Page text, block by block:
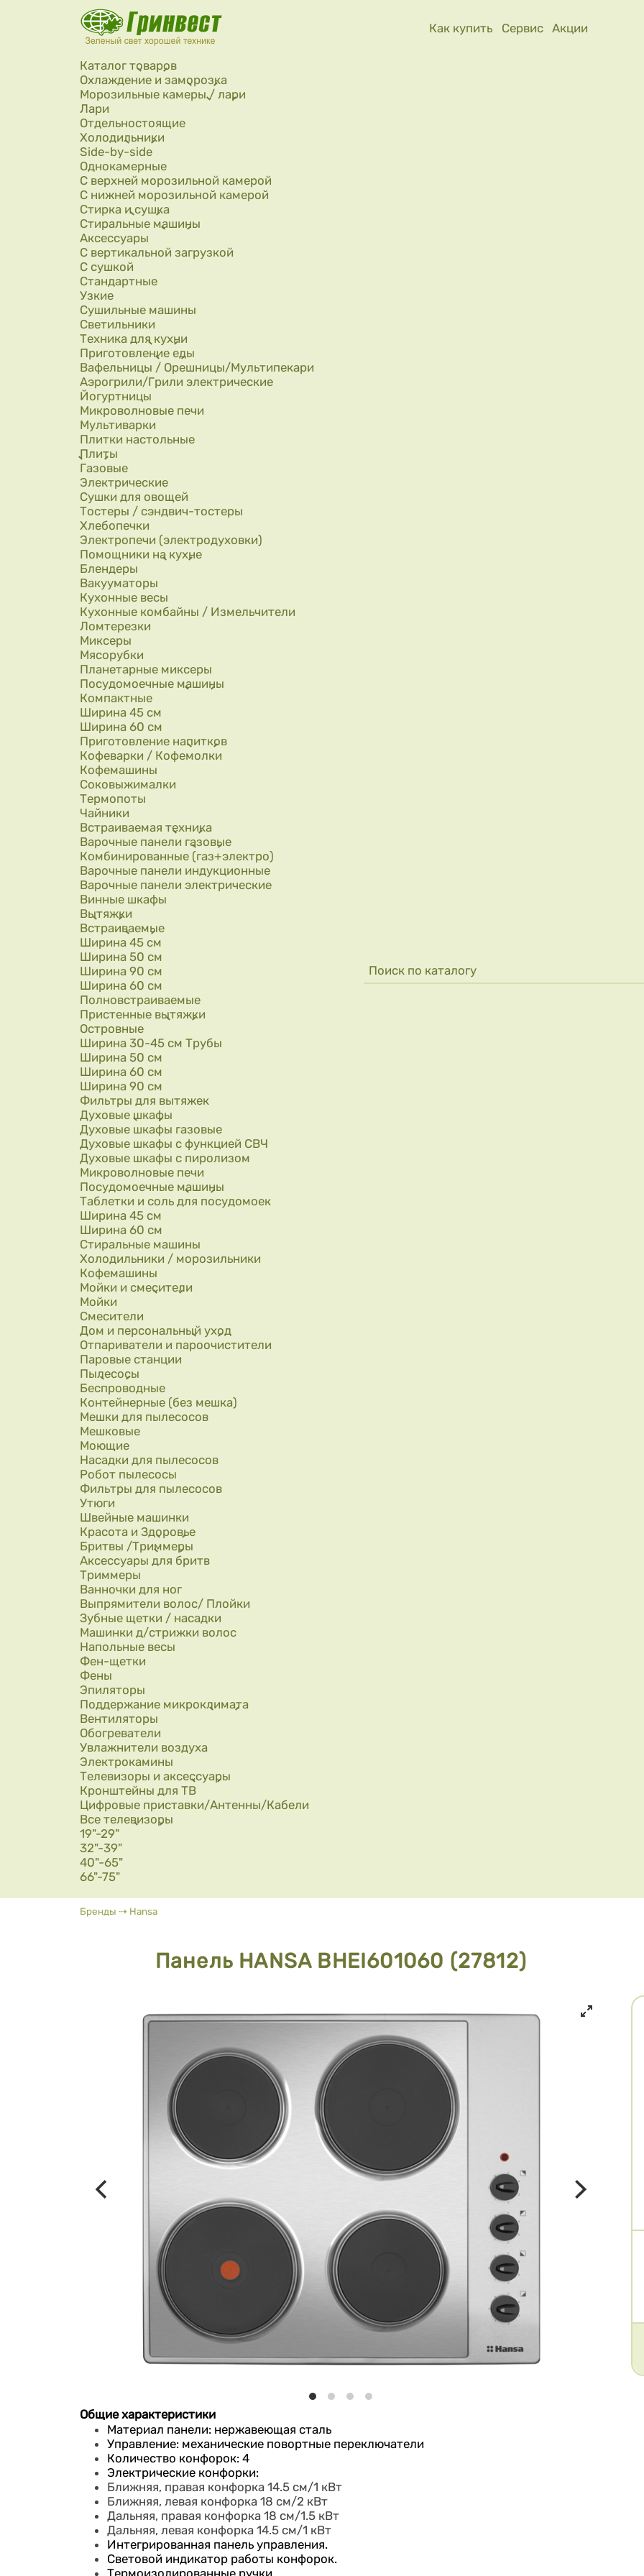
Перейти к основному содержанию
Как купить
Сервис Акции
Каталог товаров
Охлаждение и заморозка
Морозильные камеры / лари
Лари
Отдельностоящие
Холодильники
Side-by-side
Однокамерные
С верхней морозильной камерой
С нижней морозильной камерой
Стирка и сушка
Стиральные машины
Аксессуары
С вертикальной загрузкой
С сушкой
Стандартные
Узкие
Сушильные машины
Светильники
Техника для кухни
Приготовление еды
Вафельницы / Орешницы/Мультипекари
Аэрогрили/Грили электрические
Йогуртницы
Микроволновые печи
Мультиварки
Плитки настольные
Плиты
Газовые
Электрические
Сушки для овощей
Тостеры / сэндвич-тостеры
Хлебопечки
Электропечи (электродуховки)
Помощники на кухне
Блендеры
Вакууматоры
Кухонные весы
Кухонные комбайны / Измельчители
Ломтерезки
Миксеры
Мясорубки
Планетарные миксеры
Посудомоечные машины
Компактные
Ширина 45 см
Ширина 60 см
Приготовление напитков
Кофеварки / Кофемолки
Кофемашины
Соковыжималки
Термопоты
Чайники
Встраиваемая техника
Варочные панели газовые
Комбинированные (газ+электро)
Варочные панели индукционные
Варочные панели электрические
Винные шкафы
Вытяжки
Встраиваемые
Ширина 45 см
Ширина 50 см
Ширина 90 см
Ширина 60 см
Полновстраиваемые
Пристенные вытяжки
Островные
Ширина 30-45 см Трубы
Ширина 50 см
Ширина 60 см
Ширина 90 см
Фильтры для вытяжек
Духовые шкафы
Духовые шкафы газовые
Духовые шкафы с функцией СВЧ
Духовые шкафы с пиролизом
Микроволновые печи
Посудомоечные машины
Таблетки и соль для посудомоек
Ширина 45 см
Ширина 60 см
Стиральные машины
Холодильники / морозильники
Кофемашины
Мойки и смесители
Мойки
Смесители
Дом и персональный уход
Отпариватели и пароочистители
Паровые станции
Пылесосы
Беспроводные
Контейнерные (без мешка)
Мешки для пылесосов
Мешковые
Моющие
Насадки для пылесосов
Робот пылесосы
Фильтры для пылесосов
Утюги
Швейные машинки
Красота и Здоровье
Бритвы /Триммеры
Аксессуары для бритв
Триммеры
Ванночки для ног
Выпрямители волос/ Плойки
Зубные щетки / насадки
Машинки д/стрижки волос
Напольные весы
Фен-щетки
Фены
Эпиляторы
Поддержание микроклимата
Вентиляторы
Обогреватели
Увлажнители воздуха
Электрокамины
Телевизоры и аксессуары
Кронштейны для ТВ
Цифровые приставки/Антенны/Кабели
Все телевизоры
19"-29"
32"-39"
40"-65"
66"-75"
Форма поиска
Поиск
Вы здесь
Бренды ⇢ Hansa
Панель HANSA BHEI601060 (27812)
Общие характеристики
Материал панели: нержавеющая сталь
Управление: механические повортные переключатели
Количество конфорок: 4
Электрические конфорки:
Ближняя, правая конфорка 14.5 см/1 кВт
Ближняя, левая конфорка 18 см/2 кВт
Дальняя, правая конфорка 18 см/1.5 кВт
Дальняя, левая конфорка 14.5 см/1 кВт
Интегрированная панель управления.
Световой индикатор работы конфорок.